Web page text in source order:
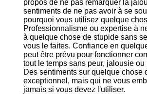
propos de ne pas remarquer la
sentiments de ne pas avoir à se
pourquoi vous utilisez quelque
Professionnalisme ou expertise à
à quelque chose de stupide sans
vous le faites. Confiance en
peut être prévu pour fonctionner
tout le temps sans peur, jalousie ou
Des sentiments sur quelque chose
exceptionnel, mais qui ne vous
jamais si vous devez l'utiliser.